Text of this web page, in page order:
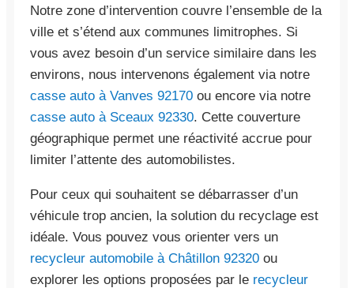
Notre zone d’intervention couvre l’ensemble de la
ville et s’étend aux communes limitrophes. Si
vous avez besoin d’un service similaire dans les
environs, nous intervenons également via notre
casse auto à Vanves 92170 ou encore via notre
casse auto à Sceaux 92330. Cette couverture
géographique permet une réactivité accrue pour
limiter l’attente des automobilistes.
Pour ceux qui souhaitent se débarrasser d’un
véhicule trop ancien, la solution du recyclage est
idéale. Vous pouvez vous orienter vers un
recycleur automobile à Châtillon 92320 ou
explorer les options proposées par le recycleur